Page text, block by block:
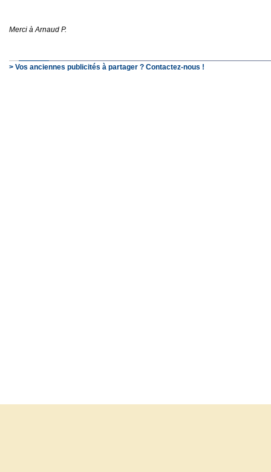
Merci à Arnaud P.
> Vos anciennes publicités à partager ? Contactez-nous !